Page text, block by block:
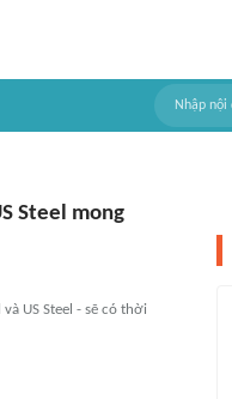
Steel mong
US Steel - sẽ có thời